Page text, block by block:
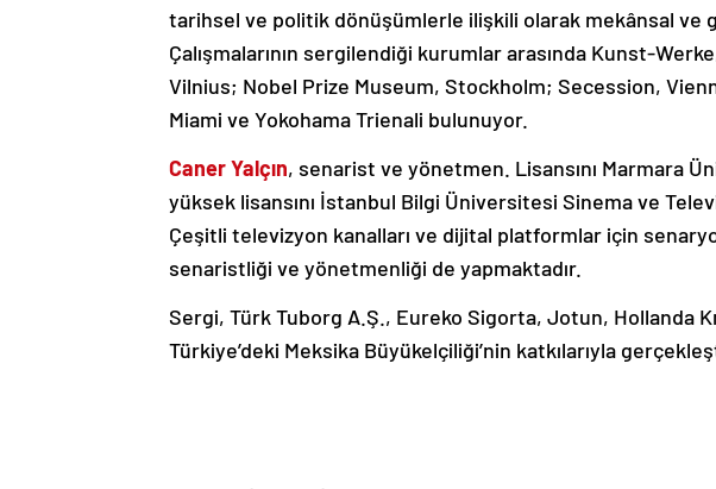
tarihsel ve politik dönüşümlerle ilişkili olarak mekânsal ve
Çalışmalarının sergilendiği kurumlar arasında Kunst-
Vilnius; Nobel Prize Museum, Stockholm; Secession,
Miami ve Yokohama Trienali bulunuyor.
Caner Yalçın, senarist ve yönetmen. Lisansını Marmara
yüksek lisansını İstanbul Bilgi Üniversitesi Sinema ve
Çeşitli televizyon kanalları ve dijital platformlar için
senaristliği ve yönetmenliği de yapmaktadır.
Sergi, Türk Tuborg A.Ş., Eureko Sigorta, Jotun, Hollanda
Türkiye’deki Meksika Büyükelçiliği’nin katkılarıyla